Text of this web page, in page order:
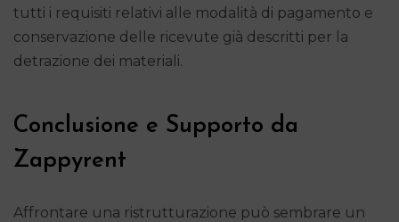
tutti i requisiti relativi alle modalità di pagamento e
conservazione delle ricevute già descritti per la
detrazione dei materiali.
Conclusione e Supporto da
Zappyrent
Affrontare una ristrutturazione può sembrare un